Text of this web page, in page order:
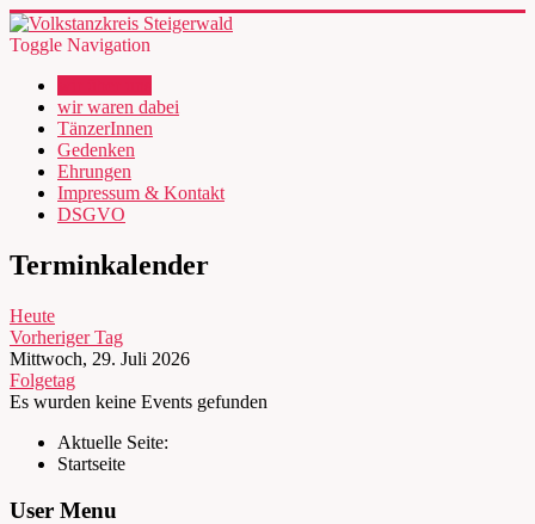
Toggle Navigation
wir waren dabei
TänzerInnen
Gedenken
Ehrungen
Impressum & Kontakt
DSGVO
Terminkalender
Heute
Vorheriger Tag
Mittwoch, 29. Juli 2026
Folgetag
Es wurden keine Events gefunden
Aktuelle Seite:
Startseite
User Menu